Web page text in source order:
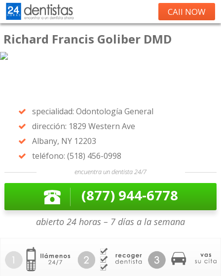
CAll NOW
Richard Francis Goliber DMD
specialidad: Odontología General
dirección: 1829 Western Ave
Albany, NY 12203
teléfono: (518) 456-0998
encuentra un dentista 24/7
(877) 944-6778
abierto 24 horas – 7 días a la semana